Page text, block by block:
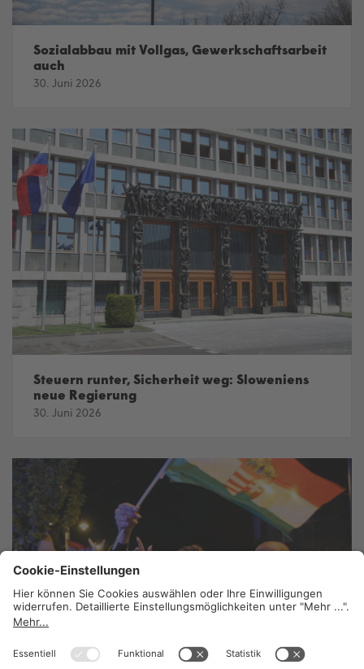
Sozialabbau mit Vollgas, Gewerkschaftsarbeit
auch
30. Juni 2026
Steuern runter, Sicherheit weg: Sloweniens
neue Regierung
30. Juni 2026